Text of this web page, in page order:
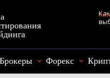
Брокеры Форекс